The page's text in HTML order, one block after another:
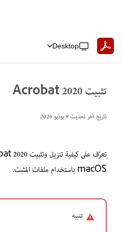
Desktop
تثبيت Acrobat 2020
تاريخ آخر تحديث9 يونيو 2026
macOS باستخدام ملفات المثبت.
تنبيه